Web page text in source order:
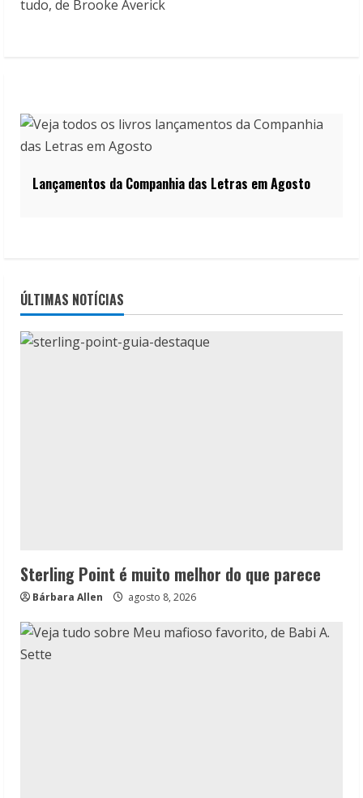
Lançamentos da Companhia das Letras em Agosto
ÚLTIMAS NOTÍCIAS
Sterling Point é muito melhor do que parece
Bárbara Allen agosto 8, 2026